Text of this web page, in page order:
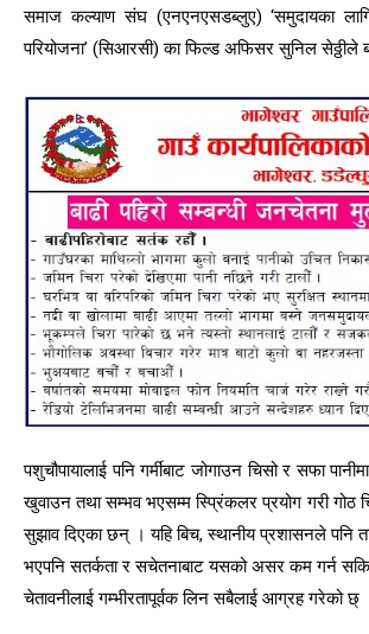
समाज कल्याण संघ (एनएनएसडब्लुए) ‘समुदायका
परियोजना’ (सिआरसी) का फिल्ड अफिसर सुनिल सेठ्ठीले
पशुचौपायालाई पनि गर्मीबाट जोगाउन चिसो र सफा
खुवाउन तथा सम्भव भएसम्म स्प्रिंकलर प्रयोग गरी गोठ
सुझाव दिएका छन् । यहि बिच, स्थानीय प्रशासनले पनि
भएपनि सतर्कता र सचेतनाबाट यसको असर कम गर्न
चेतावनीलाई गम्भीरतापूर्वक लिन सबैलाई आग्रह गरेको छ्